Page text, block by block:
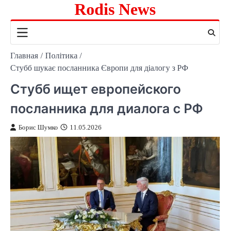
содержимому
Rodis News
Главная
Політика
Стубб шукає посланника Європи для діалогу з РФ
Стубб ищет европейского
посланника для диалога с РФ
Борис Шумко 11.05.2026